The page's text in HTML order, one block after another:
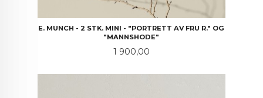
E. MUNCH - 2 STK. MINI - "PORTRETT AV FRU R." OG
"MANNSHODE"
Pris
1 900,00